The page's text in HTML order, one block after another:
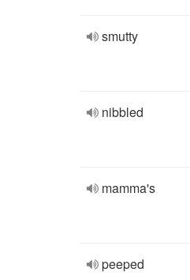
smutty
nibbled
mamma's
peeped